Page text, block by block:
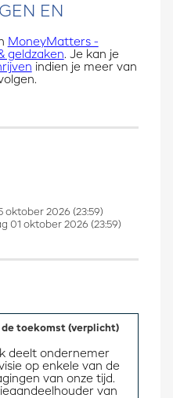
EN
MoneyMatters -
geldzaken. Je kan je
indien je meer van
oktober 2026 (23:59)
01 oktober 2026 (23:59)
toekomst (verplicht)
deelt ondernemer
op enkele van de
van onze tijd.
van